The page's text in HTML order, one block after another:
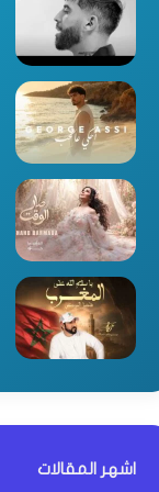
اشهر المقالات